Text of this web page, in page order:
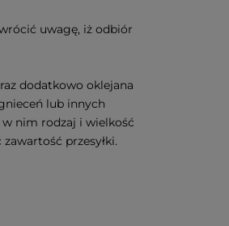
uwagę, iż odbiór
dodatkowo oklejana
lub innych
nim rodzaj i wielkość
przesyłki.